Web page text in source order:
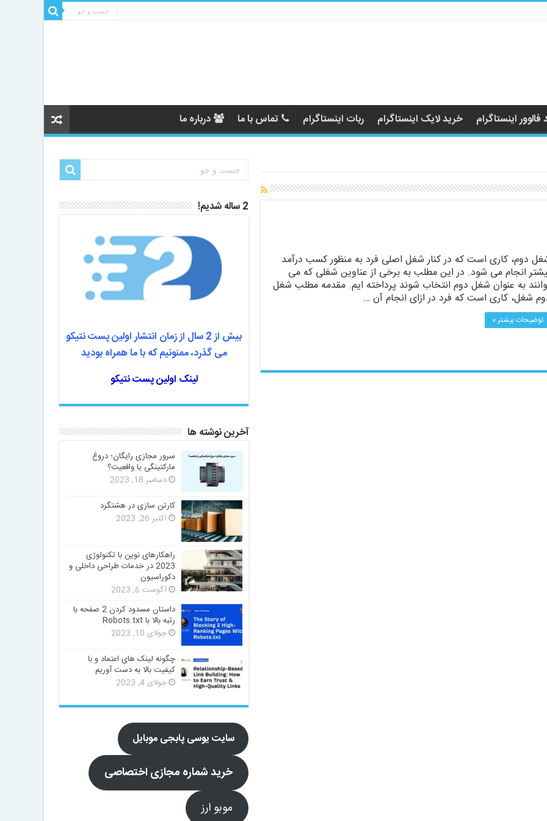
اینستاگرام خرید لایک اینستاگرام ربات اینستاگرام تماس با ما درباره ما
دوم، کاری است که در کنار شغل اصلی فرد به منظور کسب درآمد
انجام می شود. در این مطلب به برخی از عناوین شغلی که می
به عنوان شغل دوم انتخاب شوند پرداخته ایم. مقدمه مطلب شغل
شغل، کاری است که فرد در ازای انجام آن …
توضیحات بیشتر »
2 ساله شدیم!
بیش از 2 سال از زمان انتشار اولین پست نتیکو
می گذرد، ممنونیم که با ما همراه بودید
لینک اولین پست نتیکو
آخرین نوشته ها
سرور مجازی رایگان؛ دروغ
مارکتینگی یا واقعیت؟
دسامبر 18, 2023
کارتن سازی در هشتگرد
اکتبر 26, 2023
راهکارهای نوین با تکنولوژی
2023 در خدمات طراحی داخلی و
دکوراسیون
آگوست 6, 2023
داستان مسدود کردن 2 صفحه با
رتبه بالا با Robots.txt
جولای 10, 2023
چگونه لینک های اعتماد و با
کیفیت بالا به دست آوریم
جولای 4, 2023
سایت یوسی پابجی موبایل
خرید شماره مجازی اختصاصی
موبو ارز